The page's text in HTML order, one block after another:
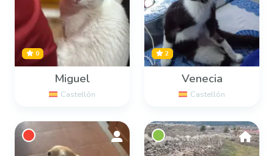
0
Miguel
Castellón
2
Venecia
Castellón